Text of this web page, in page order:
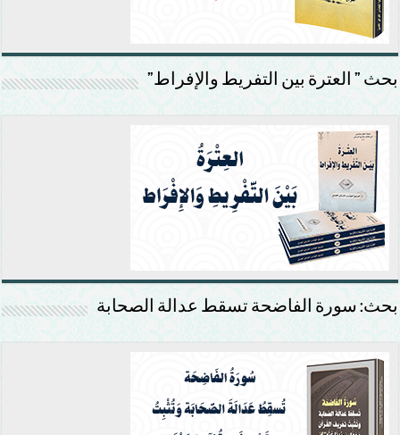
بحث ” العترة بين التفريط والإفراط”
بحث: سورة الفاضحة تسقط عدالة الصحابة